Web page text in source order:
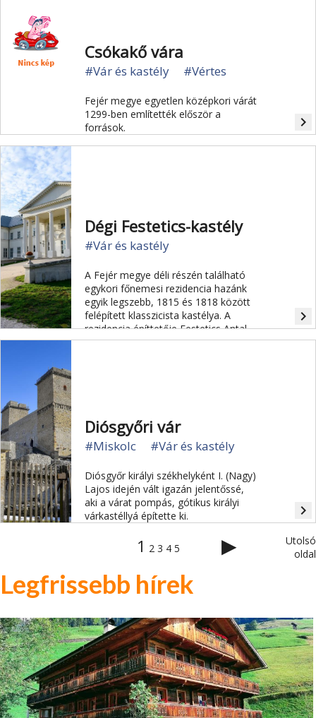
Csókakő vára
#Vár és kastély #Vértes
Fejér megye egyetlen középkori várát
1299-ben említették először a
források.
navigate_next
Dégi Festetics-kastély
#Vár és kastély
A Fejér megye déli részén található
egykori főnemesi rezidencia hazánk
egyik legszebb, 1815 és 1818 között
felépített klasszicista kastélya. A
rezidencia építtetője Festetics Antal,
tervezője Pollack Mihály volt.
navigate_next
Diósgyőri vár
#Miskolc #Vár és kastély
Diósgyőr királyi székhelyként I. (Nagy)
Lajos idején vált igazán jelentőssé,
aki a várat pompás, gótikus királyi
várkastéllyá építette ki.
navigate_next
1 2 3 4 5 ▶
Utolsó
oldal
Legfrissebb hírek